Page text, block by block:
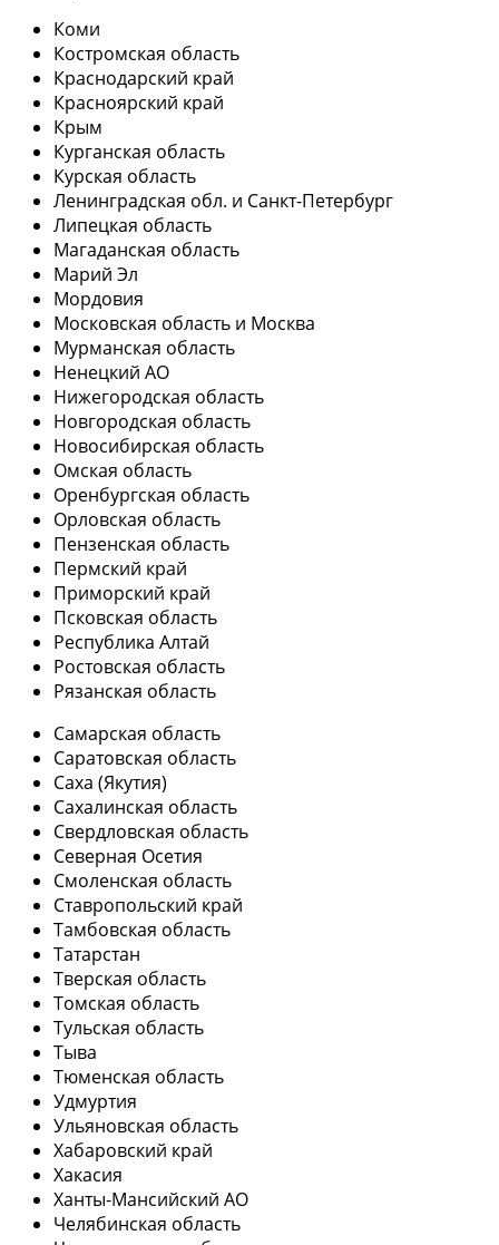
Коми
Костромская область
Краснодарский край
Красноярский край
Крым
Курганская область
Курская область
Ленинградская обл. и Санкт-Петербург
Липецкая область
Магаданская область
Марий Эл
Мордовия
Московская область и Москва
Мурманская область
Ненецкий АО
Нижегородская область
Новгородская область
Новосибирская область
Омская область
Оренбургская область
Орловская область
Пензенская область
Пермский край
Приморский край
Псковская область
Республика Алтай
Ростовская область
Рязанская область
Самарская область
Саратовская область
Саха (Якутия)
Сахалинская область
Свердловская область
Северная Осетия
Смоленская область
Ставропольский край
Тамбовская область
Татарстан
Тверская область
Томская область
Тульская область
Тыва
Тюменская область
Удмуртия
Ульяновская область
Хабаровский край
Хакасия
Ханты-Мансийский АО
Челябинская область